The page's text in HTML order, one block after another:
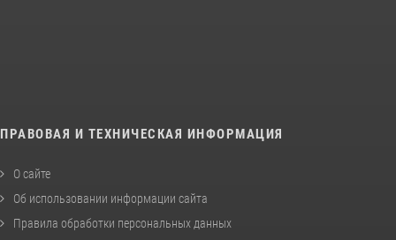
ПРАВОВАЯ И ТЕХНИЧЕСКАЯ ИНФОРМАЦИЯ
О сайте
Об использовании информации сайта
Правила обработки персональных данных